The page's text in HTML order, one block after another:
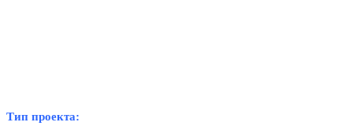
Тип проекта: